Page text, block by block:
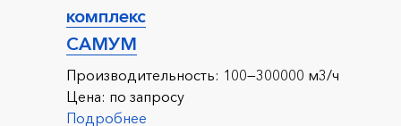
комплекс
САМУМ
Производительность: 1 00—300000 м3/ч
Цена: по запросу
Подробнее